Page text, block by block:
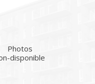
Photos
disponible